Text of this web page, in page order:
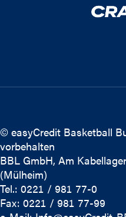
© easyCredit Basketball
vorbehalten
BBL GmbH, Am
(Mülheim)
Tel.: 0221 / 981 77-0
Fax: 0221 / 981 77-99